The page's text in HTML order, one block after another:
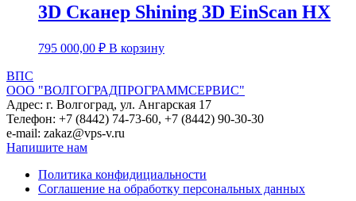
3D Сканер Shining 3D EinScan HX
795 000,00 ₽ В корзину
ВПС
ООО "ВОЛГОГРАДПРОГРАММСЕРВИС"
Адрес: г. Волгоград, ул. Ангарская 17
Телефон: +7 (8442) 74-73-60, +7 (8442) 90-30-30
e-mail: zakaz@vps-v.ru
Напишите нам
Политика конфидициальности
Соглашение на обработку персональных данных